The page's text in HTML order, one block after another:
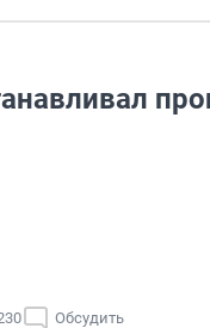
Обсудить